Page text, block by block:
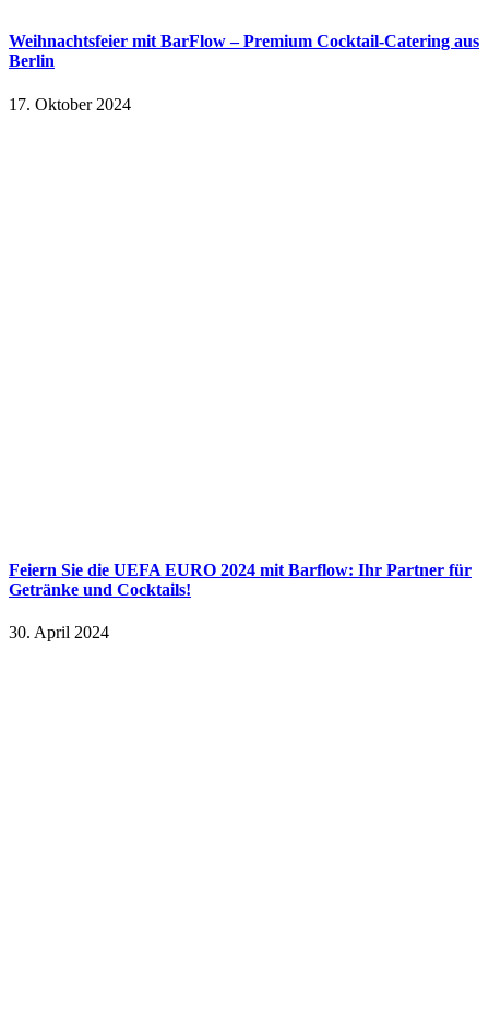
Weihnachtsfeier mit BarFlow – Premium Cocktail-Catering aus
Berlin
17. Oktober 2024
Feiern Sie die UEFA EURO 2024 mit Barflow: Ihr Partner für
Getränke und Cocktails!
30. April 2024